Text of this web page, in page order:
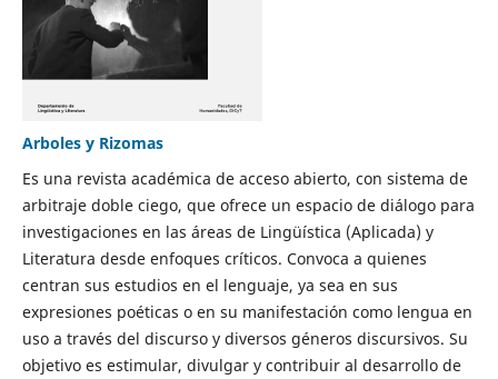
Arboles y Rizomas
Es una revista académica de acceso abierto, con sistema de
arbitraje doble ciego, que ofrece un espacio de diálogo para
investigaciones en las áreas de Lingüística (Aplicada) y
Literatura desde enfoques críticos. Convoca a quienes
centran sus estudios en el lenguaje, ya sea en sus
expresiones poéticas o en su manifestación como lengua en
uso a través del discurso y diversos géneros discursivos. Su
objetivo es estimular, divulgar y contribuir al desarrollo de